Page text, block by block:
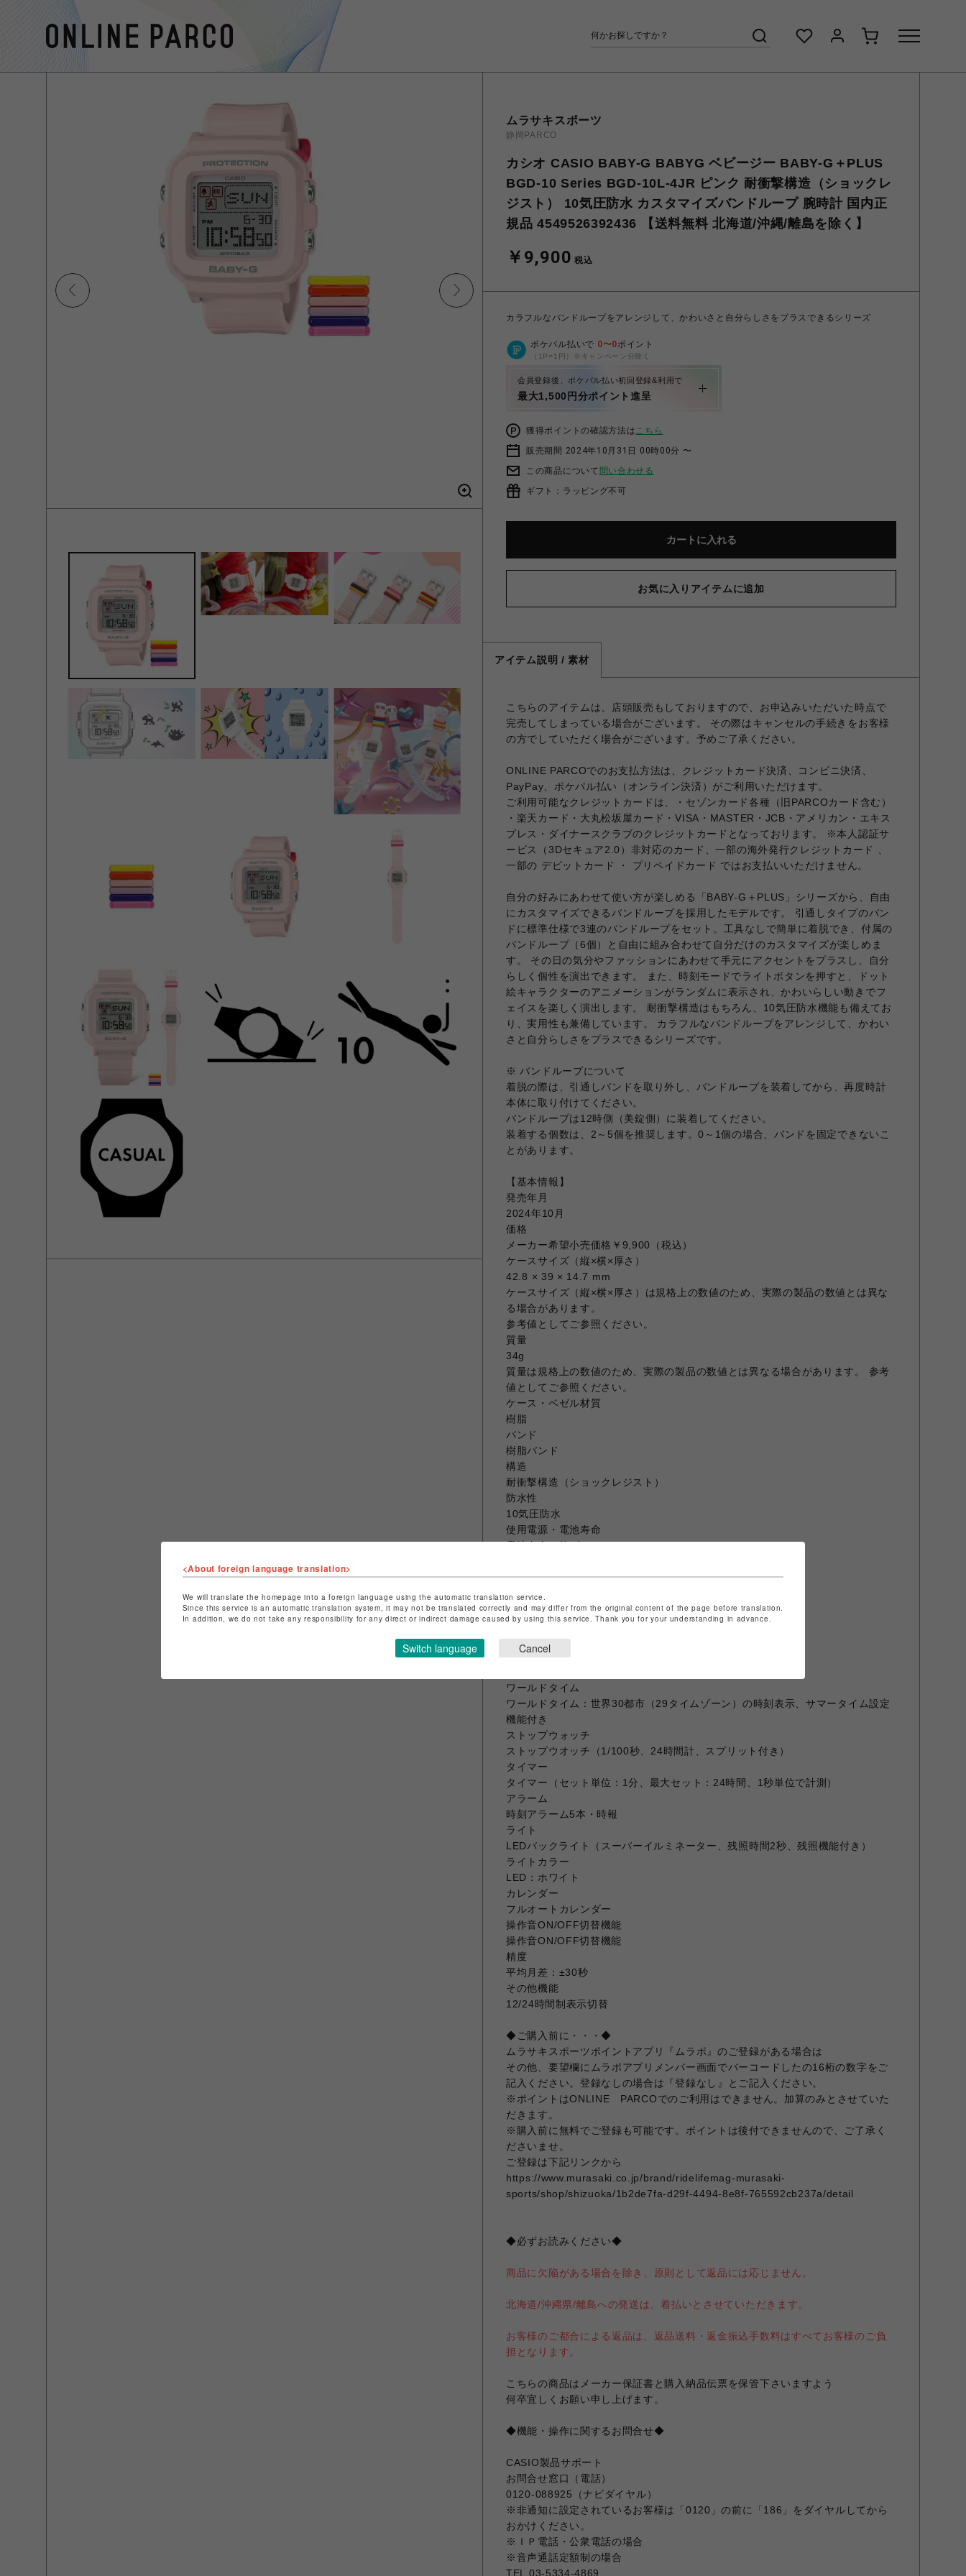
ムラサキスポーツ
静岡PARCO
カシオ CASIO BABY-G BABYG ベビージー BABY-G＋PLUS
BGD-10 Series BGD-10L-4JR ピンク 耐衝撃構造（ショックレ
ジスト） 10気圧防水 カスタマイズバンドループ 腕時計 国内正
規品 4549526392436 【送料無料 北海道/沖縄/離島を除く】
￥9,900 税込
カラフルなバンドループをアレンジして、かわいさと自分らしさをプラスできるシリーズ
ポケパル払いで 0〜0ポイント
（1P=1円）※キャンペーン分除く
会員登録後、ポケパル払い初回登録&利用で
最大1,500円分ポイント進呈
獲得ポイントの確認方法はこちら
販売期間 2024年10月31日 00時00分 〜
この商品について 問い合わせる
ギフト：ラッピング不可
カートに入れる
お気に入りアイテムに追加
アイテム説明 / 素材
こちらのアイテムは、店頭販売もしておりますので、お申込みいただいた時点で
完売してしまっている場合がございます。 その際はキャンセルの手続きをお客様
の方でしていただく場合がございます。予めご了承ください。
ONLINE PARCOでのお支払方法は、クレジットカード決済、コンビニ決済、
PayPay、ポケパル払い（オンライン決済）がご利用いただけます。
ご利用可能なクレジットカードは、・セゾンカード各種（旧PARCOカード含む）
・楽天カード・大丸松坂屋カード・VISA・MASTER・JCB・アメリカン・エキス
プレス・ダイナースクラブのクレジットカードとなっております。 ※本人認証サ
ービス（3Dセキュア2.0）非対応のカード、一部の海外発行クレジットカード 、
一部の デビットカード ・ プリペイドカード ではお支払いいただけません。
自分の好みにあわせて使い方が楽しめる「BABY-G＋PLUS」シリーズから、自由
にカスタマイズできるバンドループを採用したモデルです。 引通しタイプのバン
ドに標準仕様で3連のバンドループをセット。工具なしで簡単に着脱でき、付属の
バンドループ（6個）と自由に組み合わせて自分だけのカスタマイズが楽しめま
す。 その日の気分やファッションにあわせて手元にアクセントをプラスし、自分
らしく個性を演出できます。 また、時刻モードでライトボタンを押すと、ドット
絵キャラクターのアニメーションがランダムに表示され、かわいらしい動きでフ
ェイスを楽しく演出します。 耐衝撃構造はもちろん、10気圧防水機能も備えてお
り、実用性も兼備しています。 カラフルなバンドループをアレンジして、かわい
さと自分らしさをプラスできるシリーズです。
※ バンドループについて
着脱の際は、引通しバンドを取り外し、バンドループを装着してから、再度時計
本体に取り付けてください。
バンドループは12時側（美錠側）に装着してください。
装着する個数は、2～5個を推奨します。0～1個の場合、バンドを固定できないこ
とがあります。
【基本情報】
発売年月
2024年10月
価格
メーカー希望小売価格￥9,900（税込）
ケースサイズ（縦×横×厚さ）
42.8 × 39 × 14.7 mm
ケースサイズ（縦×横×厚さ）は規格上の数値のため、実際の製品の数値とは異な
る場合があります。
参考値としてご参照ください。
質量
34g
質量は規格上の数値のため、実際の製品の数値とは異なる場合があります。 参考
値としてご参照ください。
ケース・ベゼル材質
樹脂
バンド
樹脂バンド
構造
耐衝撃構造（ショックレジスト）
防水性
10気圧防水
使用電源・電池寿命
電池寿命：約3年
【外装】
ガラス
無機ガラス
バンド装着可能サイズ
125～180mm
ワールドタイム
ワールドタイム：世界30都市（29タイムゾーン）の時刻表示、サマータイム設定
機能付き
ストップウォッチ
ストップウオッチ（1/100秒、24時間計、スプリット付き）
タイマー
タイマー（セット単位：1分、最大セット：24時間、1秒単位で計測）
アラーム
時刻アラーム5本・時報
ライト
LEDバックライト（スーパーイルミネーター、残照時間2秒、残照機能付き）
ライトカラー
LED：ホワイト
カレンダー
フルオートカレンダー
操作音ON/OFF切替機能
操作音ON/OFF切替機能
精度
平均月差：±30秒
その他機能
12/24時間制表示切替
◆ご購入前に・・・◆
ムラサキスポーツポイントアプリ『ムラポ』のご登録がある場合は
その他、要望欄にムラポアプリメンバー画面でバーコードしたの16桁の数字をご
記入ください。登録なしの場合は『登録なし』とご記入ください。
※ポイントはONLINE PARCOでのご利用はできません。加算のみとさせていた
だきます。
※購入前に無料でご登録も可能です。ポイントは後付できませんので、ご了承く
ださいませ。
ご登録は下記リンクから
https://www.murasaki.co.jp/brand/ridelifemag-murasaki-
sports/shop/shizuoka/1b2de7fa-d29f-4494-8e8f-765592cb237a/detail
◆必ずお読みください◆
商品に欠陥がある場合を除き、原則として返品には応じません。
北海道/沖縄県/離島への発送は、着払いとさせていただきます。
お客様のご都合による返品は、返品送料・返金振込手数料はすべてお客様のご負
担となります。
こちらの商品はメーカー保証書と購入納品伝票を保管下さいますよう
何卒宜しくお願い申し上げます。
◆機能・操作に関するお問合せ◆
CASIO製品サポート
お問合せ窓口（電話）
0120-088925（ナビダイヤル）
※非通知に設定されているお客様は「0120」の前に「186」をダイヤルしてから
おかけください。
※ＩＰ電話・公衆電話の場合
※音声通話定額制の場合
TEL 03-5334-4869
<About foreign language translation>
We will translate the homepage into a foreign language using the automatic translation service.
Since this service is an automatic translation system, it may not be translated correctly and may differ from the original content of the page before translation.
In addition, we do not take any responsibility for any direct or indirect damage caused by using this service. Thank you for your understanding in advance.
Switch language Cancel